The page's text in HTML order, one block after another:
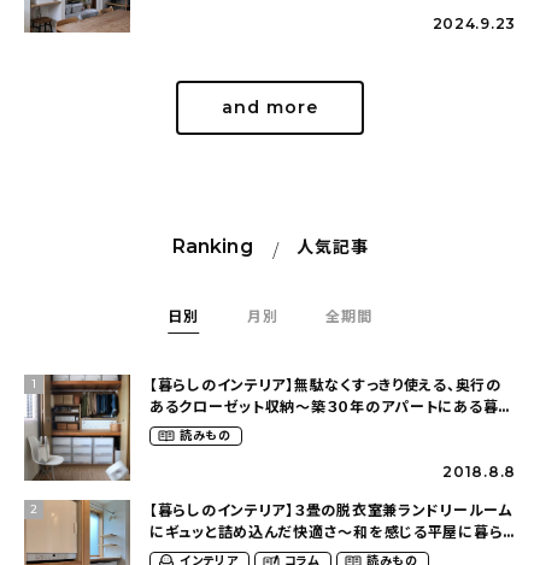
2024.9.23
and more
Ranking 人気記事
日別 月別 全期間
1
【暮らしのインテリア】無駄なくすっきり使える、奥行の
あるクローゼット収納〜築３０年のアパートにある暮ら
し（mari_ppe_さん）
読みもの
2018.8.8
2
【暮らしのインテリア】３畳の脱衣室兼ランドリールーム
にギュッと詰め込んだ快適さ〜和を感じる平屋に暮ら
す（heco_homeさん）
インテリア コラム 読みもの